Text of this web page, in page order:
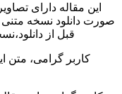
این مقاله دارای
صورت دانلود نسخه متنی
قبل از
کاربر گرامی، متن این مقاله